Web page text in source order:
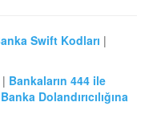
Swift Kodları |
| Bankaların 444 ile
Banka Dolandırıcılığına